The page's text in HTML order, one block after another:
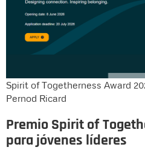
Spirit of Togetherness Award
Pernod Ricard
Premio Spirit of
para jóvenes líderes